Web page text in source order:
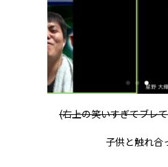
(右上の笑いすぎてブレ
子供と触れ